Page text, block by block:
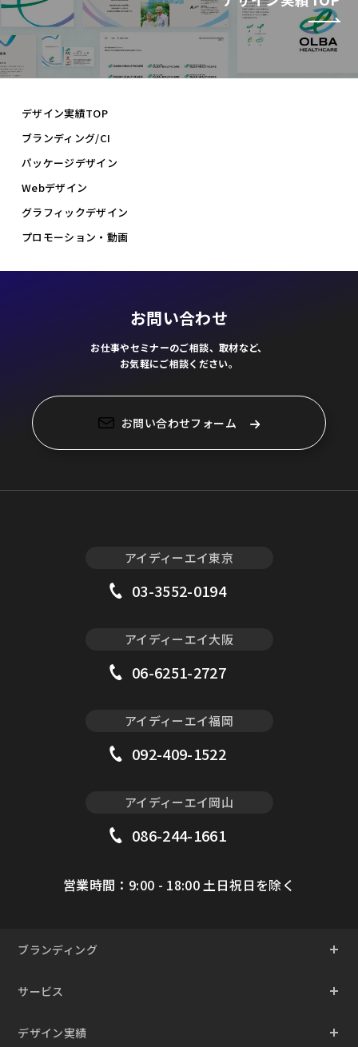
デザイン実績TOP
ブランディング/CI
パッケージデザイン
Webデザイン
グラフィックデザイン
プロモーション・動画
お問い合わせ
お仕事やセミナーのご相談、取材など、
お気軽にご相談ください。
お問い合わせフォーム
アイディーエイ東京
03-3552-0194
アイディーエイ大阪
06-6251-2727
アイディーエイ福岡
092-409-1522
アイディーエイ岡山
086-244-1661
営業時間：9:00 - 18:00 土日祝日を除く
ブランディング
サービス
デザイン実績